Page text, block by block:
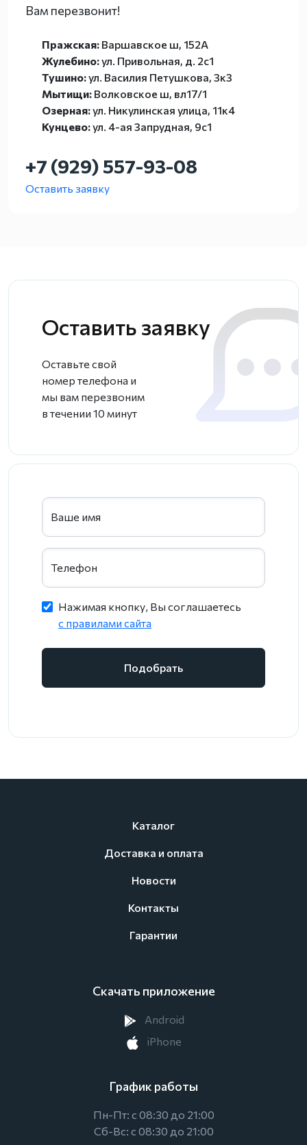
Вам перезвонит!
Пражская: Варшавское ш, 152А
Жулебино:ул. Привольная, д. 2с1
Тушино:ул. Василия Петушкова, 3к3
Мытищи: Волковское ш, вл17/1
Озерная:ул. Никулинская улица, 11к4
Кунцево:ул. 4-ая Запрудная, 9с1
+7 (929) 557-93-08
Оставить заявку
Оставить заявку
Оставьте свой
номер телефона и
мы вам перезвоним
в течении 10 минут
Ваше имя
Телефон
Нажимая кнопку, Вы соглашаетесь
c правилами сайта
Подобрать
Каталог
Доставка и оплата
Новости
Контакты
Гарантии
Скачать приложение
Android
iPhone
График работы
Пн-Пт: с 08:30 до 21:00
Сб-Вс: с 08:30 до 21:00